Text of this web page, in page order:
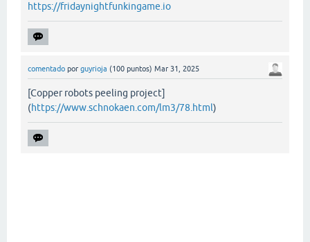
https://fridaynightfunkingame.io
comentado por guyrioja (100 puntos) Mar 31, 2025
[Copper robots peeling project]
(https://www.schnokaen.com/lm3/78.html)